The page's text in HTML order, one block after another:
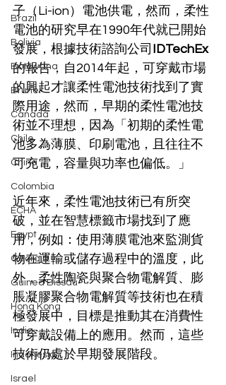
Brazil
Bolivia
Botswana
Brunei
Canada
Chile
China
Colombia
ECHA
Egypt
Georgia
Guinea Bissau
Hong Kong
India
Indonesia
Israel
子（Li-ion）電池供電，然而，柔性
電池的研究早在1990年代就已開始
發展，根據技術諮詢公司 IDTechEx
的報告，自2014年起，可穿戴市場
的興起才讓柔性電池技術找到了實
際用途，然而，早期的柔性電池技
術並不理想，因為「初期的柔性電
池多為薄膜、印刷電池，且往往不
可充電，容量與功率也偏低。」
近年來，柔性電池技術已有所突
破，並在智慧標籤市場找到了應
用，例如：使用薄膜電池來監測貨
物在運輸或儲存過程中的溫度，此
外，柔性陶瓷與聚合物電解質、膨
脹凝膠聚合物電解質等技術也在積
極發展中，目標是推動其在消費性
可穿戴設備上的應用。然而，這些
技術仍處於早期發展階段。